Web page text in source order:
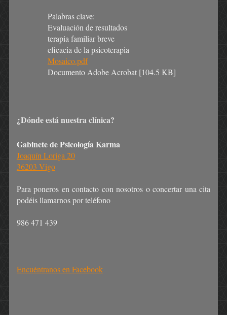
Palabras clave:
Evaluación de resultados
terapia familiar breve
eficacia de la psicoterapia
Mosaico.pdf
Documento Adobe Acrobat [104.5 KB]
¿Dónde está nuestra clínica?
Gabinete de Psicología Karma
Joaquín Loriga 20
36203 Vigo
Para poneros en contacto con nosotros o concertar una cita
podéis llamarnos por teléfono
986 471 439
Encuéntranos en Facebook